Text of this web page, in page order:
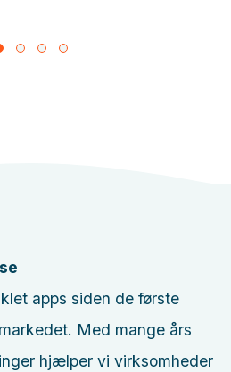
apps siden de første
Med mange års
hjælper vi virksomheder